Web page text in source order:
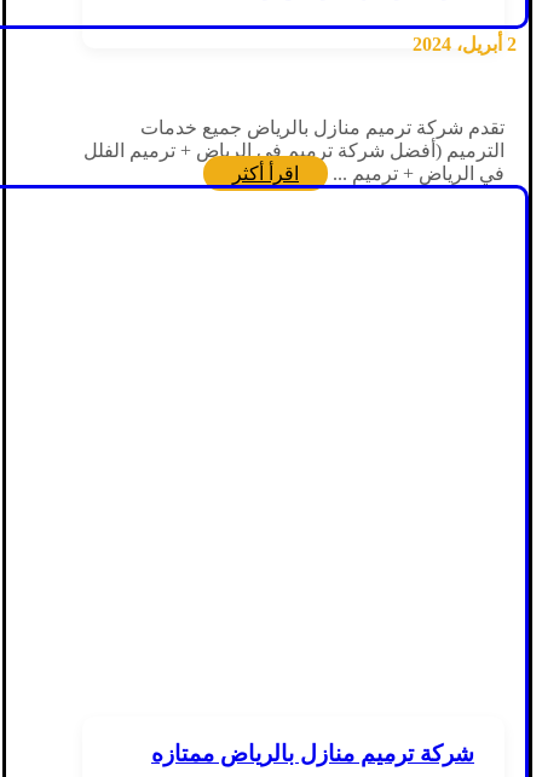
2 أبريل، 2024
تقدم شركة ترميم منازل بالرياض جميع خدمات
الترميم (أفضل شركة ترميم في الرياض + ترميم الفلل
في الرياض + ترميم ...
اقرأ أكثر
شركة ترميم منازل بالرياض ممتازه